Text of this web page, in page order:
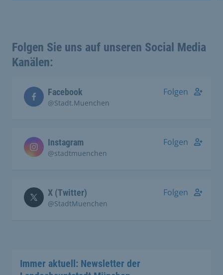
Folgen Sie uns auf unseren Social Media
Kanälen:
Facebook
@Stadt.Muenchen
Folgen
Instagram
@stadtmuenchen
Folgen
X (Twitter)
@StadtMuenchen
Folgen
Immer aktuell: Newsletter der